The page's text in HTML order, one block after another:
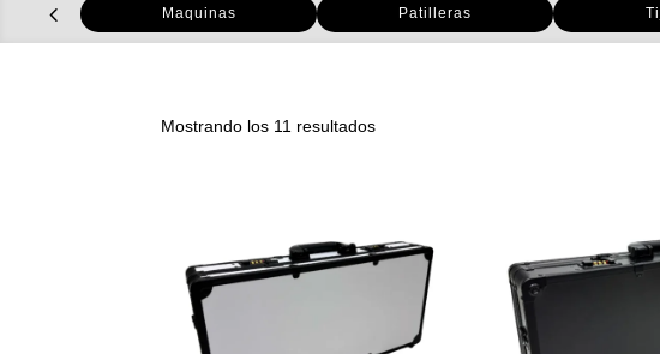
Maquinas Patilleras
Mostrando los 11 resultadosOrdenado